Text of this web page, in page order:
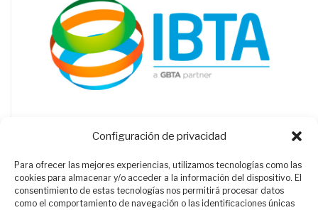
Configuración de privacidad
Para ofrecer las mejores experiencias, utilizamos tecnologías como las
cookies para almacenar y/o acceder a la información del dispositivo. El
consentimiento de estas tecnologías nos permitirá procesar datos
como el comportamiento de navegación o las identificaciones únicas